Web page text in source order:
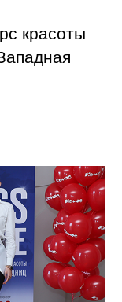
красоты